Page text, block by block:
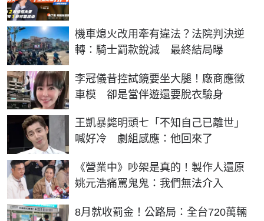
機車熄火改用牽有違法？法院判決逆
轉：騎士罰款銳減 最終結局曝
李冠儀昔控試鏡要坐大腿！廠商應徵
車模 卻是當伴遊還要脫衣驗身
王凱暴斃明頭七「不知自己已離世」
喊好冷 劇組感應：他回來了
《營業中》吵架是真的！製作人還原
姚元浩痛罵鬼鬼：我們無法介入
8月就收罰金！公路局：全台720萬輛